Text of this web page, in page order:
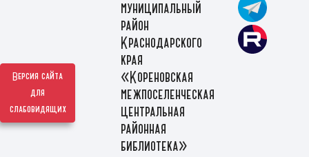
Версия сайта
для
слабовидящих
муниципальный
район
Краснодарского
края
«Кореновская
межпоселенческая
центральная
районная
библиотека»